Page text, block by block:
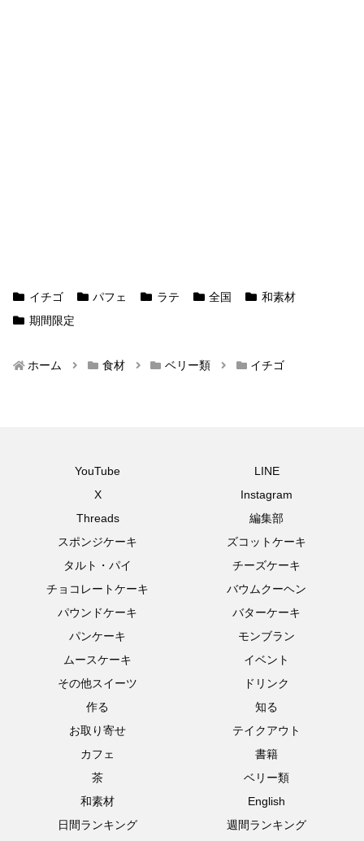
イチゴ パフェ ラテ 全国
和素材
期間限定
ホーム 食材 ベリー類 イチゴ
YouTube
LINE
X
Instagram
Threads
編集部
スポンジケーキ
ズコットケーキ
タルト・パイ
チーズケーキ
チョコレートケーキ
バウムクーヘン
パウンドケーキ
バターケーキ
パンケーキ
モンブラン
ムースケーキ
イベント
その他スイーツ
ドリンク
作る
知る
お取り寄せ
テイクアウト
カフェ
書籍
茶
ベリー類
和素材
English
日間ランキング
週間ランキング